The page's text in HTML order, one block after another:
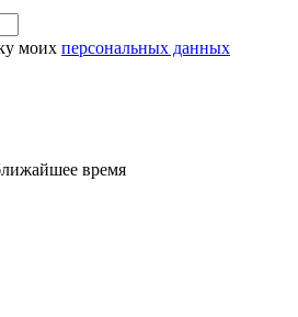
моих персональных данных
время